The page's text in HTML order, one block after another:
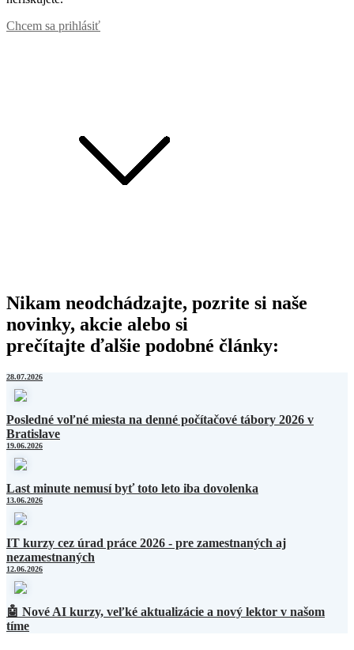
Chcem sa prihlásiť
Nikam neodchádzajte, pozrite si naše
novinky, akcie alebo si
prečítajte ďalšie podobné články:
28.07.2026
Posledné voľné miesta na denné počítačové tábory 2026 v
Bratislave
19.06.2026
Last minute nemusí byť toto leto iba dovolenka
13.06.2026
IT kurzy cez úrad práce 2026 - pre zamestnaných aj
nezamestnaných
12.06.2026
🤖 Nové AI kurzy, veľké aktualizácie a nový lektor v našom
tíme